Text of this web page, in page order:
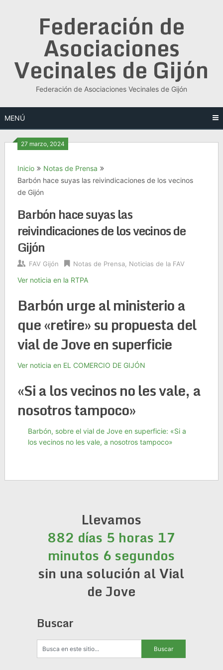
Federación de
Asociaciones
Vecinales de Gijón
Federación de Asociaciones Vecinales de Gijón
MENÚ
27 marzo, 2024
Inicio
Notas de Prensa
Barbón hace suyas las reivindicaciones de los vecinos
de Gijón
Barbón hace suyas las
reivindicaciones de los vecinos de
Gijón
FAV Gijón Notas de Prensa, Noticias de la FAV
Ver noticia en la RTPA
Barbón urge al ministerio a
que «retire» su propuesta del
vial de Jove en superficie
Ver noticia en EL COMERCIO DE GIJÓN
«Si a los vecinos no les vale, a
nosotros tampoco»
Barbón, sobre el vial de Jove en superficie: «Si a
los vecinos no les vale, a nosotros tampoco»
Llevamos
882 días 5 horas 17
minutos 6 segundos
sin una solución al Vial
de Jove
Buscar